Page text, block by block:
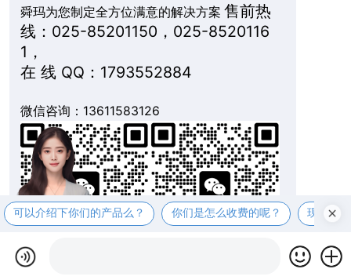
舜玛为您制定全方位满意的解决方案 售前热
线：025-85201150，025-8520116
1，
在 线 QQ：1793552884
微信咨询：13611583126
可以介绍下你们的产品么？ 你们是怎么收费的呢？ 现在有